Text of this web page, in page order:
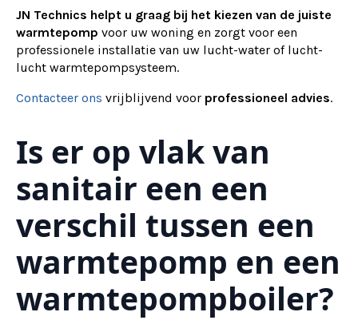
JN Technics helpt u graag bij het kiezen van de juiste
warmtepomp voor uw woning en zorgt voor een
professionele installatie van uw lucht-water of lucht-
lucht warmtepompsysteem.
Contacteer ons vrijblijvend voor professioneel advies.
Is er op vlak van
sanitair een een
verschil tussen een
warmtepomp en een
warmtepompboiler?